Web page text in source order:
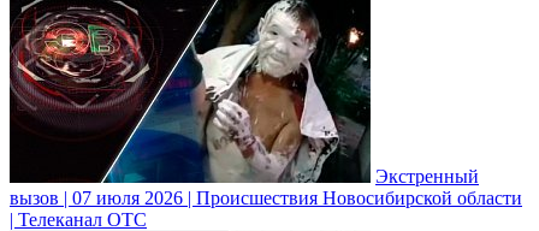
Экстренный
вызов | 07 июля 2026 | Происшествия Новосибирской области
| Телеканал ОТС